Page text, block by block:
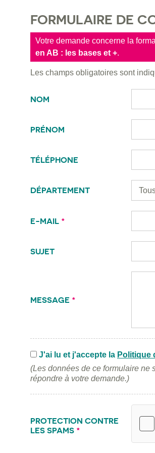
FORMULAIRE DE
Votre demande concerne la
en AB : les bases et +.
Les champs obligatoires sont
NOM
PRÉNOM
TÉLÉPHONE
DÉPARTEMENT
E-MAIL *
SUJET
MESSAGE *
J'ai lu et j'accepte la Politique
(Les données de ce formulaire ne
répondre à votre demande.)
PROTECTION CONTRE
LES SPAMS *